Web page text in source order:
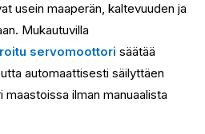
usein maaperän, kaltevuuden ja
Mukautuvilla
servomoottori säätää
automaattisesti säilyttäen
ilman manuaalista